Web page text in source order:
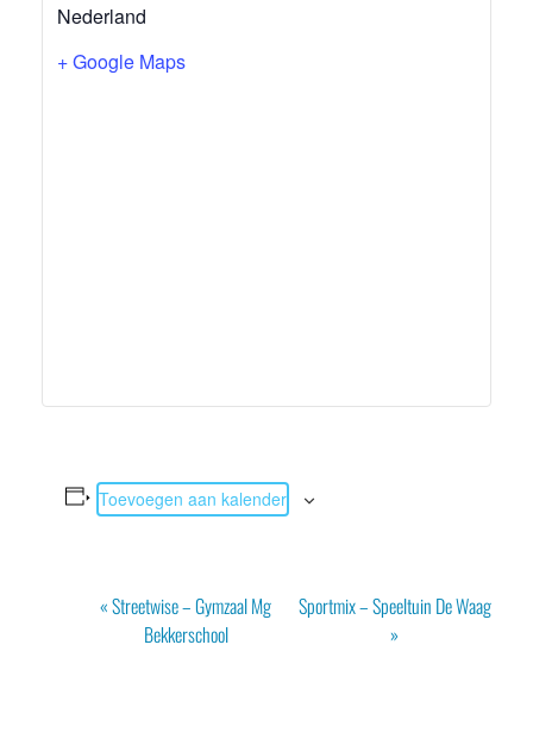
Nederland
+ Google Maps
Toevoegen aan kalender
Evenement
«Streetwise – Gymzaal Mg
Bekkerschool
Sportmix – Speeltuin De Waag
»